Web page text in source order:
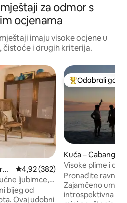
za odmor s
ocjenama
imaju visoke ocjene u
čistoće i drugih kriterija.
s oznakom „Odabrali gosti”
Prosječna ocjena: 4,92/5,
4,92 (382)
ljubimce,
bijeg od
Ovaj udobni
Među najviše
Odabrali gosti
Kuća – Cabangan
Visoke plime i
Pronađite
Zajamčeno
introspektivna